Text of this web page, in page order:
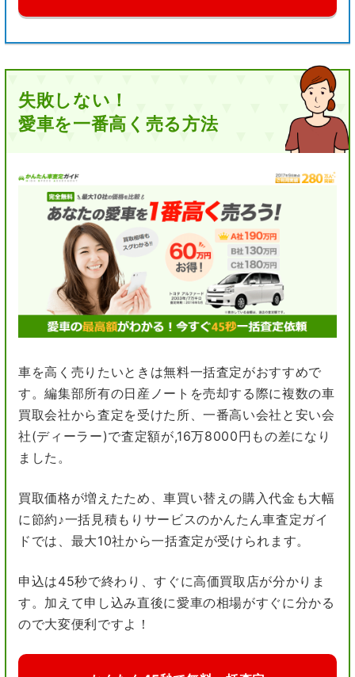
失敗しない！
愛車を一番高く売る方法
車を高く売りたいときは無料一括査定がおすすめで
す。編集部所有の日産ノートを売却する際に複数の車
買取会社から査定を受けた所、一番高い会社と安い会
社(ディーラー)で査定額が,16万8000円もの差になり
ました。
買取価格が増えたため、車買い替えの購入代金も大幅
に節約♪一括見積もりサービスのかんたん車査定ガイ
ドでは、最大10社から一括査定が受けられます。
申込は45秒で終わり、すぐに高価買取店が分かりま
す。加えて申し込み直後に愛車の相場がすぐに分かる
ので大変便利ですよ！